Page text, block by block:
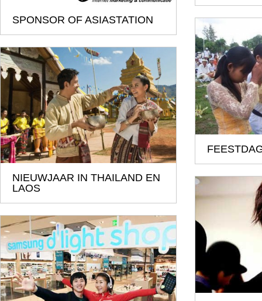
SPONSOR OF ASIASTATION
NIEUWJAAR IN THAILAND EN
LAOS